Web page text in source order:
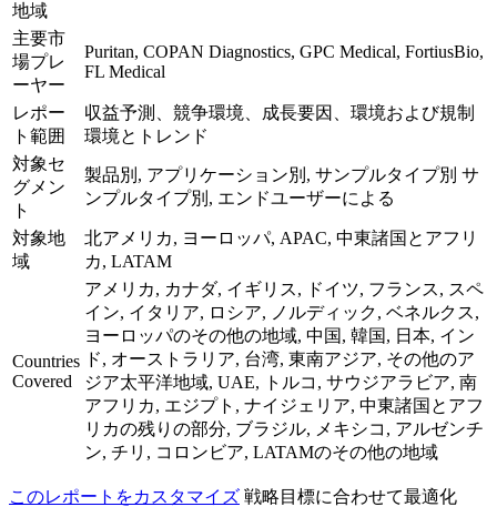
地域
主要市
場プレ
ーヤー
Puritan, COPAN Diagnostics, GPC Medical, FortiusBio,
FL Medical
レポー
ト範囲
収益予測、競争環境、成長要因、環境および規制
環境とトレンド
対象セ
グメン
ト
製品別, アプリケーション別, サンプルタイプ別 サ
ンプルタイプ別, エンドユーザーによる
対象地
域
北アメリカ, ヨーロッパ, APAC, 中東諸国とアフリ
カ, LATAM
Countries
Covered
アメリカ, カナダ, イギリス, ドイツ, フランス, スペ
イン, イタリア, ロシア, ノルディック, ベネルクス,
ヨーロッパのその他の地域, 中国, 韓国, 日本, イン
ド, オーストラリア, 台湾, 東南アジア, その他のア
ジア太平洋地域, UAE, トルコ, サウジアラビア, 南
アフリカ, エジプト, ナイジェリア, 中東諸国とアフ
リカの残りの部分, ブラジル, メキシコ, アルゼンチ
ン, チリ, コロンビア, LATAMのその他の地域
このレポートをカスタマイズ 戦略目標に合わせて最適化